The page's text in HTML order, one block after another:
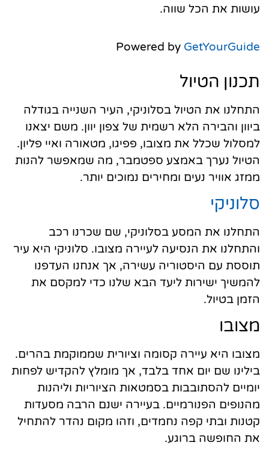
עושות את הכל שווה.
Powered by GetYourGuide
תכנון הטיול
התחלנו את הטיול בסלוניקי, העיר השנייה בגודלה
ביוון והבירה הלא רשמית של צפון יוון. משם יצאנו
למסלול שכלל את מצובו, פפיגו, מטאורה ואיי פליון.
הטיול נערך באמצע ספטמבר, מה שמאפשר להנות
ממזג אוויר נעים ומחירים נמוכים יותר.
סלוניקי
התחלנו את המסע בסלוניקי, שם שכרנו רכב
והתחלנו את הנסיעה לעיירה מצובו. סלוניקי היא עיר
תוססת עם היסטוריה עשירה, אך אנחנו העדפנו
להמשיך ישירות ליעד הבא שלנו כדי למקסם את
הזמן בטיול.
מצובו
מצובו היא עיירה קסומה וציורית שממוקמת בהרים.
בילינו שם יום אחד בלבד, אך מומלץ להקדיש לפחות
יומיים להסתובבות בסמטאות הציוריות וליהנות
מהנופים הפנורמיים. בעיירה ישנם הרבה מסעדות
קטנות ובתי קפה נחמדים, וזהו מקום נהדר להתחיל
את החופשה ברוגע.